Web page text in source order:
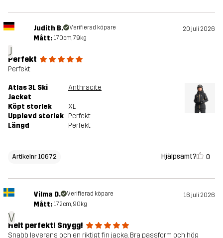
J
Judith B. Verifierad köpare 20 juli 2026
Mått: 170cm, 79kg
Perfekt
Perfekt
Atlas 3L Ski
Jacket
Anthracite
Köpt storlek
XL
Upplevd storlek Perfekt
Längd
Perfekt
Artikelnr 10672 Hjälpsamt? 0
V
Vilma D. Verifierad köpare 16 juli 2026
Mått: 172cm, 90kg
Helt perfekt! Snygg!
Snabb leverans och en riktigt fin jacka. Bra passform och hög